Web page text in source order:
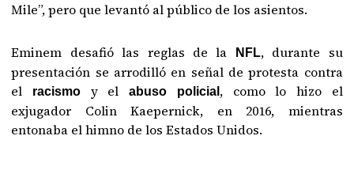
Mile”, pero que levantó al público de los asientos.
Eminem desafió las reglas de la NFL, durante su
presentación se arrodilló en señal de protesta contra
el
racismo y elabuso policial , como lo hizo el
exjugador Colin Kaepernick, en 2016, mientras
entonaba el himno de los Estados Unidos.